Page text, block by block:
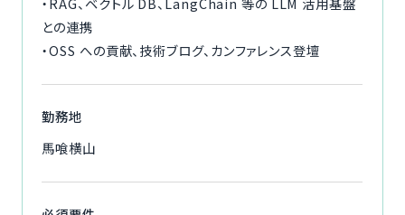
との連携
・OSS への貢献、技術ブログ、カンファレンス登壇
勤務地
馬喰横山